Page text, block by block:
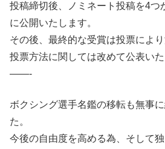
投稿締切後、ノミネート投稿を4つ
に公開いたします。
その後、最終的な受賞は投票により
投票方法に関しては改めて公表いた
——-
ボクシング選手名鑑の移転も無事
た。
今後の自由度を高める為、そして